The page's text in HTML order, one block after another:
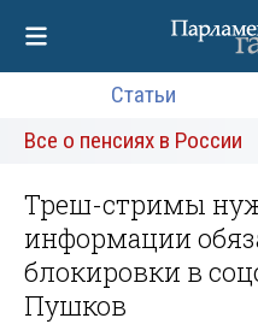
Статьи
Все о пенсиях в России
Треш-стримы
информации
блокировки в
Пушков